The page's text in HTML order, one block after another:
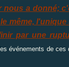
nous a donné;
même, l'unique
par une
événements de ces